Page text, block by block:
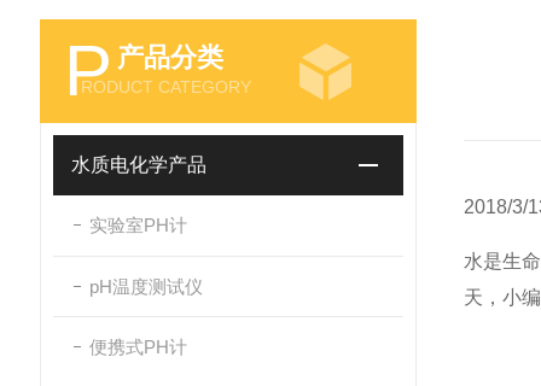
P 产品分类
RODUCT CATEGORY
水质电化学产品
实验室PH计
pH温度测试仪
便携式PH计
2018/3/
水是生
天，小